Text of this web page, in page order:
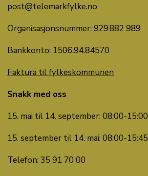
post@telemarkfylke.no
Organisasjonsnummer: 929 882 989
Bankkonto: 1506.94.84570
Faktura til fylkeskommunen
Snakk med oss
15. mai til 14. september: 08:00-15:00
15. september til 14. mai: 08:00-15:45
Telefon: 35 91 70 00